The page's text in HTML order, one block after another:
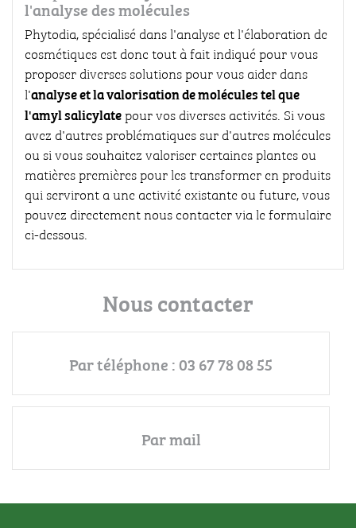
l'analyse des molécules
Phytodia, spécialisé dans l'analyse et l'élaboration de
cosmétiques est donc tout à fait indiqué pour vous
proposer diverses solutions pour vous aider dans
l'analyse et la valorisation de molécules tel que
l'amyl salicylatepour vos diverses activités. Si vous
avez d'autres problématiques sur d'autres molécules
ou si vous souhaitez valoriser certaines plantes ou
matières premières pour les transformer en produits
qui serviront a une activité existante ou future, vous
pouvez directement nous contacter via le formulaire
ci-dessous.
Nous contacter
Par téléphone : 03 67 78 08 55
Par mail